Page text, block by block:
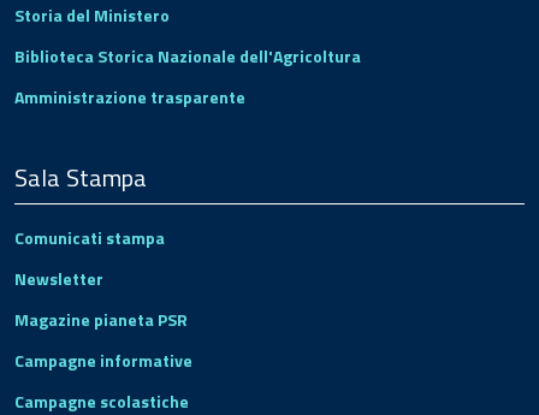
Storia del Ministero
Biblioteca Storica Nazionale dell'Agricoltura
Amministrazione trasparente
Sala Stampa
Comunicati stampa
Newsletter
Magazine pianeta PSR
Campagne informative
Campagne scolastiche